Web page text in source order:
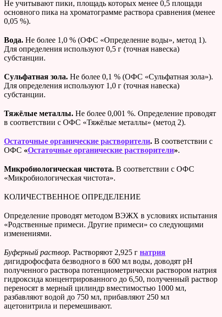
Не учитывают пики, площадь которых менее 0,5 площади
основного пика на хроматограмме раствора сравнения (менее
0,05 %).
Вода. Не более 1,0 % (ОФС «Определение воды», метод 1).
Для определения используют 0,5 г (точная навеска)
субстанции.
Сульфатная зола. Не более 0,1 % (ОФС «Сульфатная зола»).
Для определения используют 1,0 г (точная навеска)
субстанции.
Тяжёлые металлы. Не более 0,001 %. Определение проводят
в соответствии с ОФС «Тяжёлые металлы» (метод 2).
Остаточные органические растворители. В соответствии с
ОФС «Остаточные органические растворители».
Микробиологическая чистота. В соответствии с ОФС
«Микробиологическая чистота».
КОЛИЧЕСТВЕННОЕ ОПРЕДЕЛЕНИЕ
Определение проводят методом ВЭЖХ в условиях испытания
«Родственные примеси. Другие примеси» со следующими
изменениями.
Буферный раствор. Растворяют 2,925 г натрия
дигидрофосфата безводного в 600 мл воды, доводят рН
полученного раствора потенциометрически раствором натрия
гидроксида концентрированного до 6,50, полученный раствор
переносят в мерный цилиндр вместимостью 1000 мл,
разбавляют водой до 750 мл, прибавляют 250 мл
ацетонитрила и перемешивают.